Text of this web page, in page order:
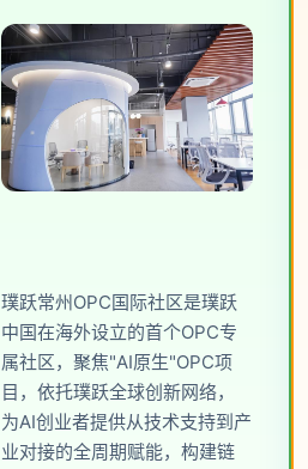
璞跃常州OPC国际社区是璞跃
中国在海外设立的首个OPC专
属社区，聚焦"AI原生"OPC项
目，依托璞跃全球创新网络，
为AI创业者提供从技术支持到产
业对接的全周期赋能，构建链